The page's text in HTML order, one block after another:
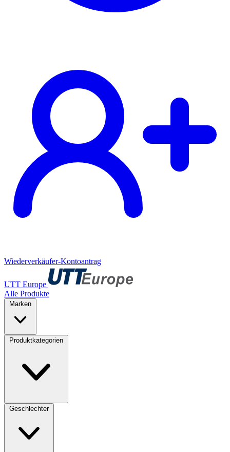
Wiederverkäufer-Kontoantrag
UTT Europe
Alle Produkte
Marken
Produktkategorien
Geschlechter